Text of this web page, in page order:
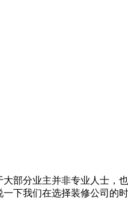
分业主并非专业人士，
下我们在选择装修公司的